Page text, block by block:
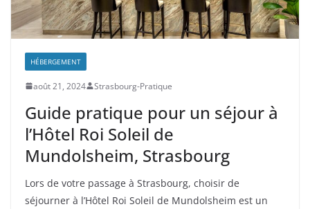
HÉBERGEMENT
août 21, 2024 Strasbourg-Pratique
Guide pratique pour un séjour à
l’Hôtel Roi Soleil de
Mundolsheim, Strasbourg
Lors de votre passage à Strasbourg, choisir de
séjourner à l’Hôtel Roi Soleil de Mundolsheim est un